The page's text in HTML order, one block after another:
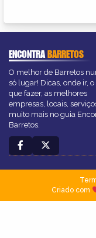
ENCONTRABARRETOS
O melhor de Barretos
só lugar! Dicas, onde ir, o
que fazer, as melhores
empresas, locais,
muito mais no guia
Barretos.
Criado com